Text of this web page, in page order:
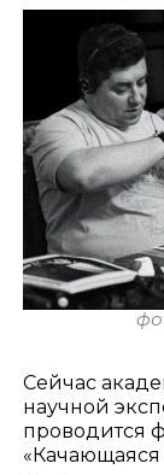
Сейчас
научной
проводится
«Качающаяся